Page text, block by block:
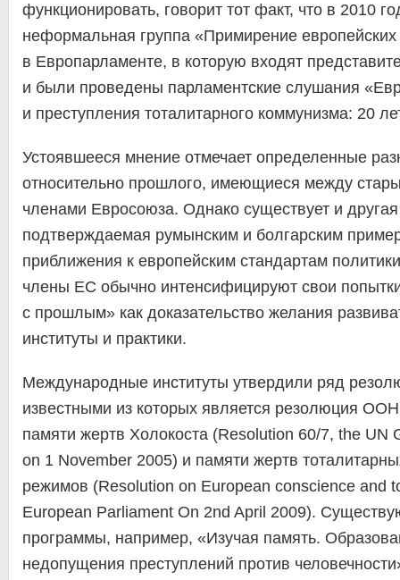
функционировать, говорит тот факт, что в 2010
неформальная группа «Примирение европейских
в Европарламенте, в которую входят
и были проведены парламентские слушания
и преступления тоталитарного коммунизма: 20
Устоявшееся мнение отмечает определенные
относительно прошлого, имеющиеся между
членами Евросоюза. Однако существует и другая
подтверждаемая румынским и болгарским
приближения к европейским стандартам
члены ЕС обычно интенсифицируют свои
с прошлым» как доказательство желания
институты и практики.
Международные институты утвердили ряд
известными из которых является резолюция
памяти жертв Холокоста (Resolution 60/7, the UN
on 1 November 2005) и памяти жертв
режимов (Resolution on European conscience and
European Parliament On 2nd April 2009).
программы, например, «Изучая память.
недопущения преступлений против